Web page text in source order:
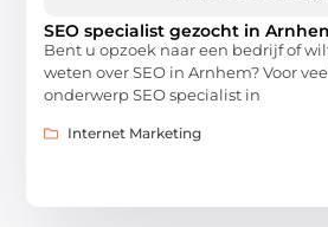
SEO specialist gezocht in
Bent u opzoek naar een bedrijf of
weten over SEO in Arnhem? Voor
onderwerp SEO specialist in
Internet Marketing